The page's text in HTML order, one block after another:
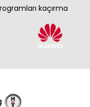
kaçırma